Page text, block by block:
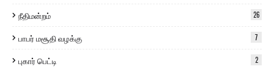
நீதிமன்றம் 26
பாபர் மசூதி வழக்கு 7
புகார் பெட்டி 2